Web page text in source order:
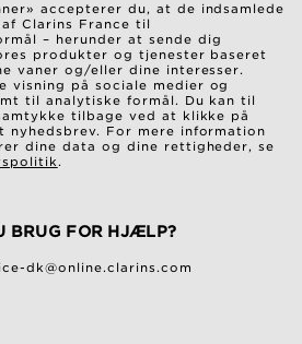
accepterer du, at de indsamlede
Clarins France til
– herunder at sende dig
produkter og tjenester baseret
vaner og/eller dine interesser.
visning på sociale medier og
til analytiske formål. Du kan til
tilbage ved at klikke på
nyhedsbrev. For mere information
dine data og dine rettigheder, se
.
BRUG FOR HJÆLP?
dk@online.clarins.com